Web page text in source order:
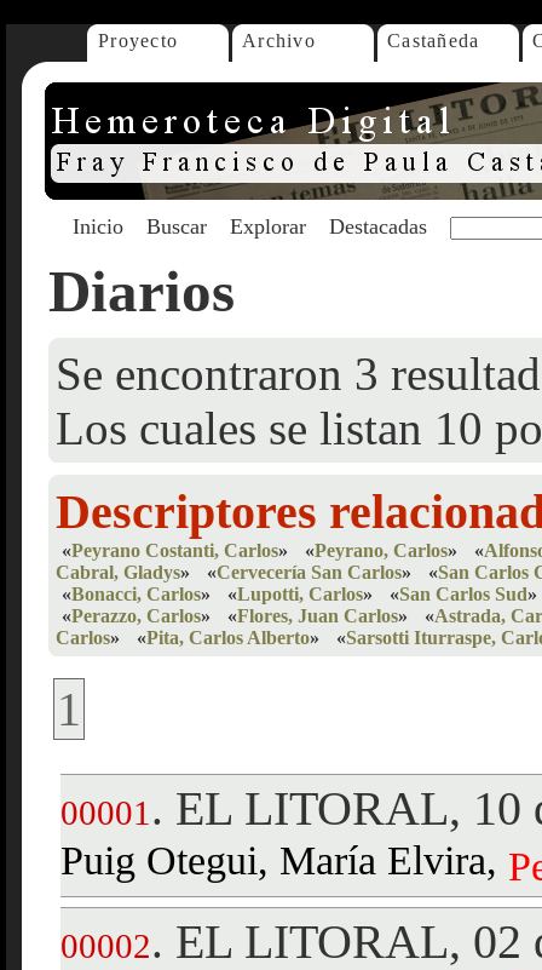
Proyecto Archivo Castañeda
Inicio Buscar Explorar Destacadas
Diarios
Se encontraron 3
Los cuales se listan 10
Descriptores
«Peyrano Costanti, Carlos» «Peyrano, Carlos» «
Cabral, Gladys» «Cervecería San Carlos» «San Carlos
«Bonacci, Carlos» «Lupotti, Carlos» «San Carlos Sud»
«Perazzo, Carlos» «Flores, Juan Carlos» «Astrada,
Carlos» «Pita, Carlos Alberto» «Sarsotti Iturraspe,
1
00001 . EL LITORAL, 10
Puig Otegui, María Elvira,
00002. EL LITORAL, 02